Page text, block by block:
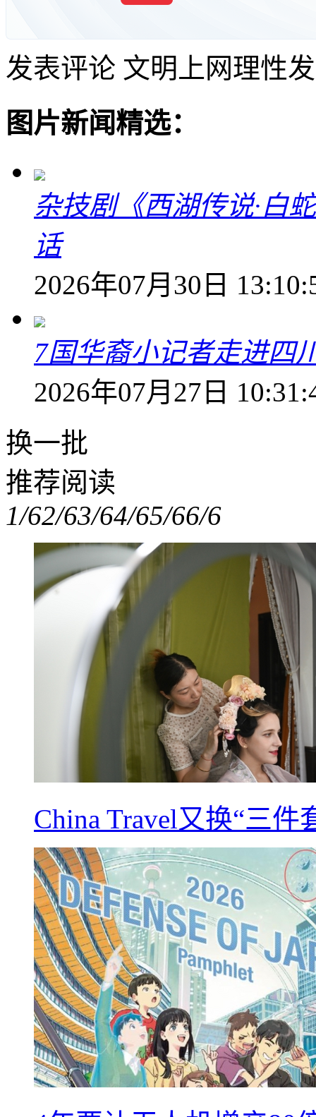
发表评论 文明上网理性
图片新闻精选：
杂技剧《西湖传说·白
话
2026年07月30日
7国华裔小记者走进四
2026年07月27日
换一批
推荐阅读
1/62/63/64/65/66/6
China Travel又换“三